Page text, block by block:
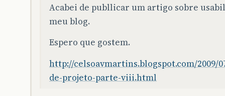
Acabei de publlicar um artigo sobre
meu blog.
Espero que gostem.
http://celsoavmartins.blogspot.com/2009/
de-projeto-parte-viii.html